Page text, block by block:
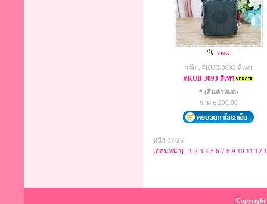
view
รหัส : #KUB-3093 สีเทา
#KUB-3093 สีเทา
* (สินค้าหมด)
ราคา: 200.00
หน้า 17/26
[ก่อนหน้า]
1 2 3 4 5 6 7 8 9 10 11 12
Copyright